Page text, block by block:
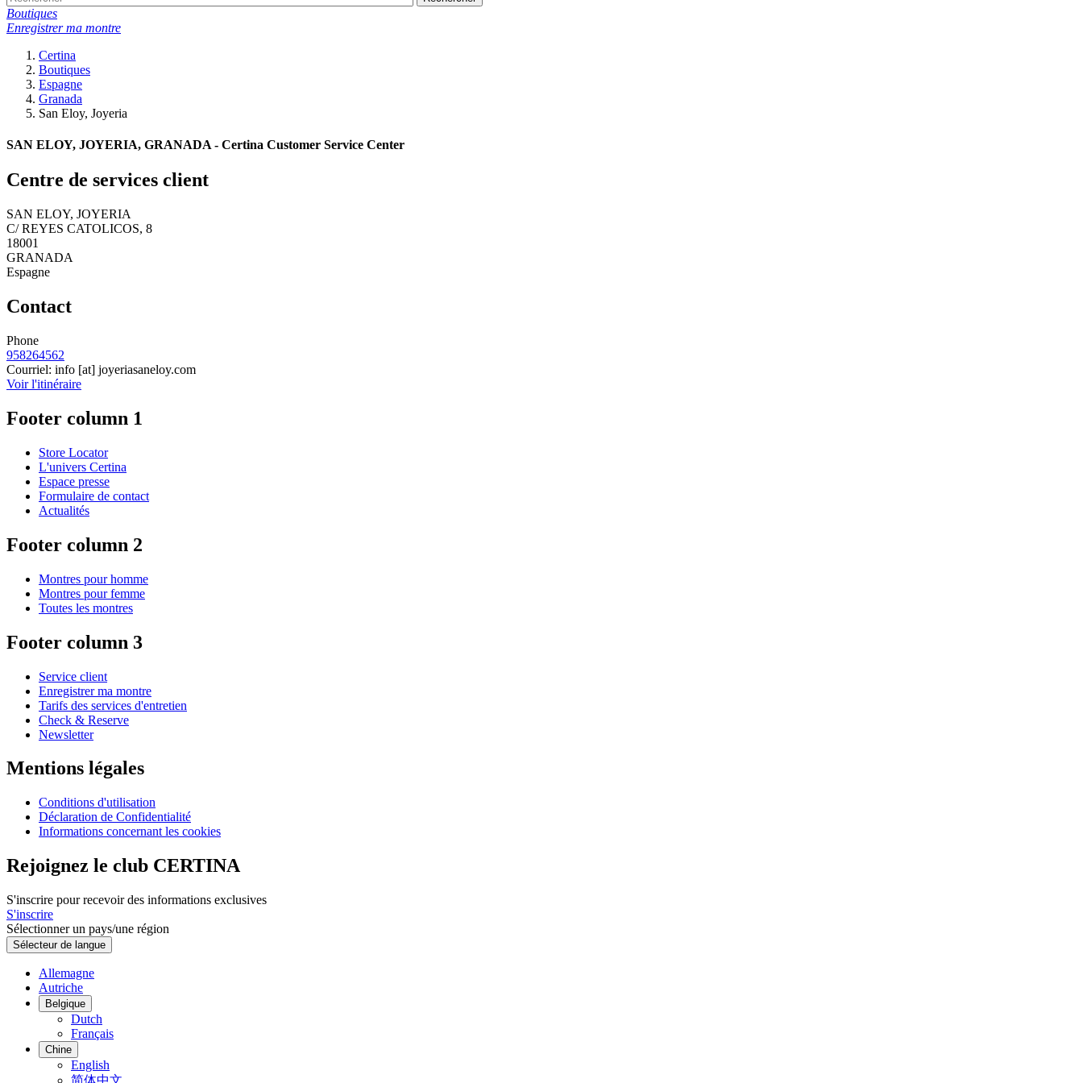
Boutiques
Enregistrer ma montre
Certina
Boutiques
Espagne
Granada
San Eloy, Joyeria
SAN ELOY, JOYERIA, GRANADA - Certina Customer Service Center
Centre de services client
SAN ELOY, JOYERIA
C/ REYES CATOLICOS, 8
18001
GRANADA
Espagne
Contact
Phone
958264562
Courriel: info [at] joyeriasaneloy.com
Voir l'itinéraire
Footer column 1
Store Locator
L'univers Certina
Espace presse
Formulaire de contact
Actualités
Footer column 2
Montres pour homme
Montres pour femme
Toutes les montres
Footer column 3
Service client
Enregistrer ma montre
Tarifs des services d'entretien
Check & Reserve
Newsletter
Mentions légales
Conditions d'utilisation
Déclaration de Confidentialité
Informations concernant les cookies
Rejoignez le club CERTINA
S'inscrire pour recevoir des informations exclusives
S'inscrire
Sélectionner un pays/une région
Sélecteur de langue
Allemagne
Autriche
Belgique
Dutch
Français
Chine
English